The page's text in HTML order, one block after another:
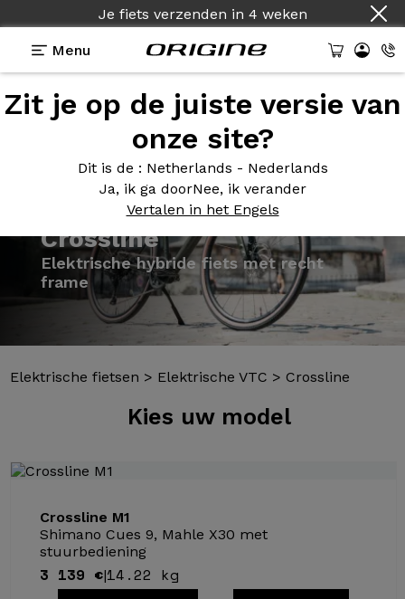
Je fiets verzenden in 4 weken
Menu
Zit je op de juiste versie van
onze site?
Dit is de : Netherlands - Nederlands
Ja, ik ga doorNee, ik verander
Vertalen in het Engels
Presentatie Modellen Technologie
Elektrische fietsen > Elektrische VTC >Crossline
Kies uw model
Crossline M1
Shimano Cues 9, Mahle X30 met
stuurbediening
3 139 €|14.22 kg